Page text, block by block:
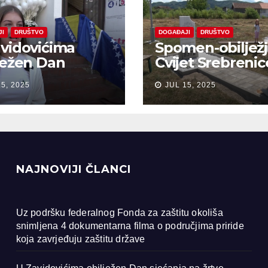
DRUŠTVO
Dan
na žrtve
u
2025
DOGAĐAJI DRUŠTVO
Spomen-
Cvijet
Bobarama
JUL 15, 2025
NAJNOVIJI ČLANCI
Uz podršku federalnog Fonda za zaštitu okoliša
snimljena 4 dokumentarna filma o područjima priride
koja zavrjeđuju zaštitu države